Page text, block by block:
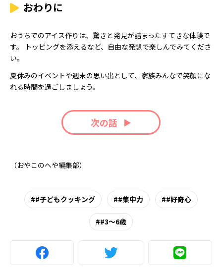
おわりに
おうちでのアイス作りは、驚きと発見が詰まったすてきな体験で
す。 トッピングを添えるなど、自由な発想で楽しんでみてくださ
い。
夏休みのイベントや週末の思い出として、家族みんなで笑顔にな
れる時間を過ごしましょう。
次の話
（おやこのへや編集部）
#子どもクッキング #集中力 #好奇心
#3～6歳